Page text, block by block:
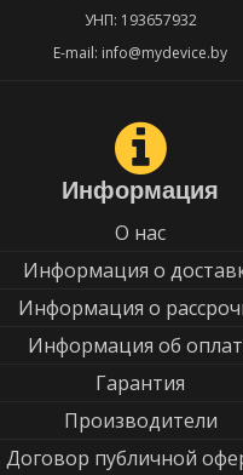
УНП: 193657932
E-mail: info@mydevice.by
Информация
О нас
Информация о
Информация о
Информация об
Гарантия
Производители
Договор публичной